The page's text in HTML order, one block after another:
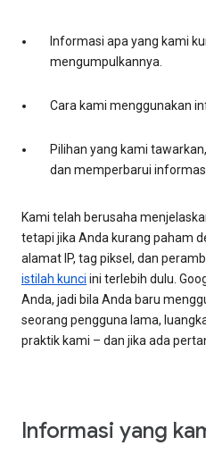
Informasi apa yang kami
mengumpulkannya.
Cara kami menggunakan
Pilihan yang kami
dan memperbarui
Kami telah berusaha
tetapi jika Anda kurang paham
alamat IP, tag piksel, dan
istilah kunci ini terlebih dulu.
Anda, jadi bila Anda baru
seorang pengguna lama,
praktik kami – dan jika ada
Informasi yang